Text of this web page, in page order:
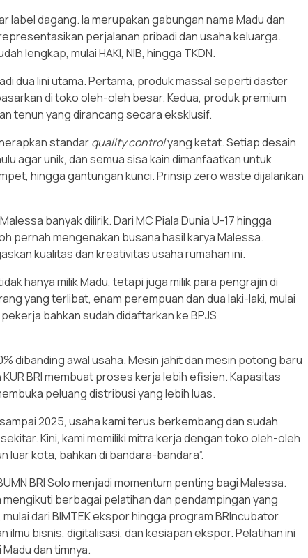
label dagang. Ia merupakan gabungan nama Madu dan
perjalanan pribadi dan usaha keluarga.
lengkap, mulai HAKI, NIB, hingga TKDN.
dua lini utama. Pertama, produk massal seperti daster
di toko oleh-oleh besar. Kedua, produk premium
tenun yang dirancang secara eksklusif.
standarquality controlyang ketat. Setiap desain
agar unik, dan semua sisa kain dimanfaatkan untuk
hingga gantungan kunci. Prinsip zero waste dijalankan
banyak dilirik. Dari MC Piala Dunia U-17 hingga
pernah mengenakan busana hasil karya Malessa.
kualitas dan kreativitas usaha rumahan ini.
hanya milik Madu, tetapi juga milik para pengrajin di
yang terlibat, enam perempuan dan dua laki-laki, mulai
bahkan sudah didaftarkan ke BPJS
dibanding awal usaha. Mesin jahit dan mesin potong baru
BRI membuat proses kerja lebih efisien. Kapasitas
peluang distribusi yang lebih luas.
sampai 2025, usaha kami terus berkembang dan sudah
Kini, kami memiliki mitra kerja dengan toko oleh-oleh
luar kota, bahkan di bandara-bandara”.
BRI Solo menjadi momentum penting bagi Malessa.
mengikuti berbagai pelatihan dan pendampingan yang
mulai dari BIMTEK ekspor hingga program BRIncubator
ilmu bisnis, digitalisasi, dan kesiapan ekspor. Pelatihan ini
dan timnya.